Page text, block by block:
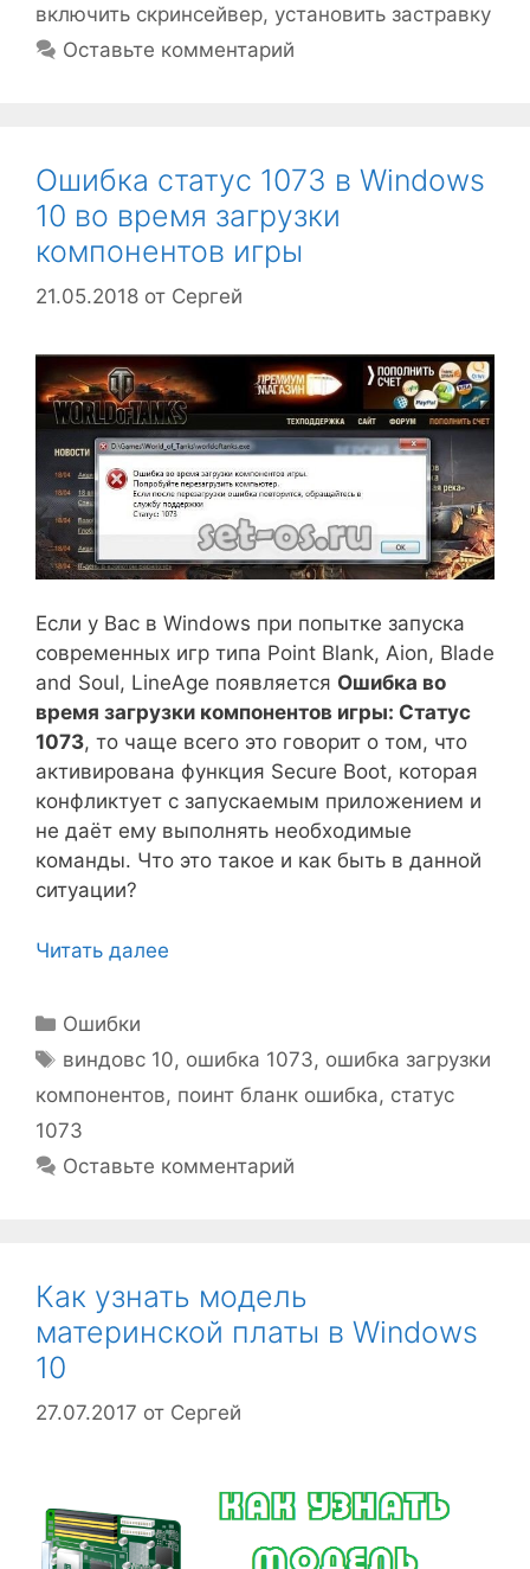
включить скринсейвер, установить застравку
Оставьте комментарий
Ошибка статус 1073 в Windows
10 во время загрузки
компонентов игры
21.05.2018 от Сергей
Если у Вас в Windows при попытке запуска
современных игр типа Point Blank, Aion, Blade
and Soul, LineAge появляется Ошибка во
время загрузки компонентов игры: Статус
1073, то чаще всего это говорит о том, что
активирована функция Secure Boot, которая
конфликтует с запускаемым приложением и
не даёт ему выполнять необходимые
команды. Что это такое и как быть в данной
ситуации?
Читать далее
Рубрики
Ошибки
Метки
виндовс 10, ошибка 1073, ошибка загрузки
компонентов, поинт бланк ошибка, статус
1073
Оставьте комментарий
Как узнать модель
материнской платы в Windows
10
27.07.2017 от Сергей